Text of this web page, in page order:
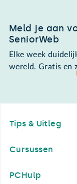
Meld je aan
SeniorWeb
Elke week
wereld. Gratis en
Tips & Uitleg
Cursussen
PCHulp